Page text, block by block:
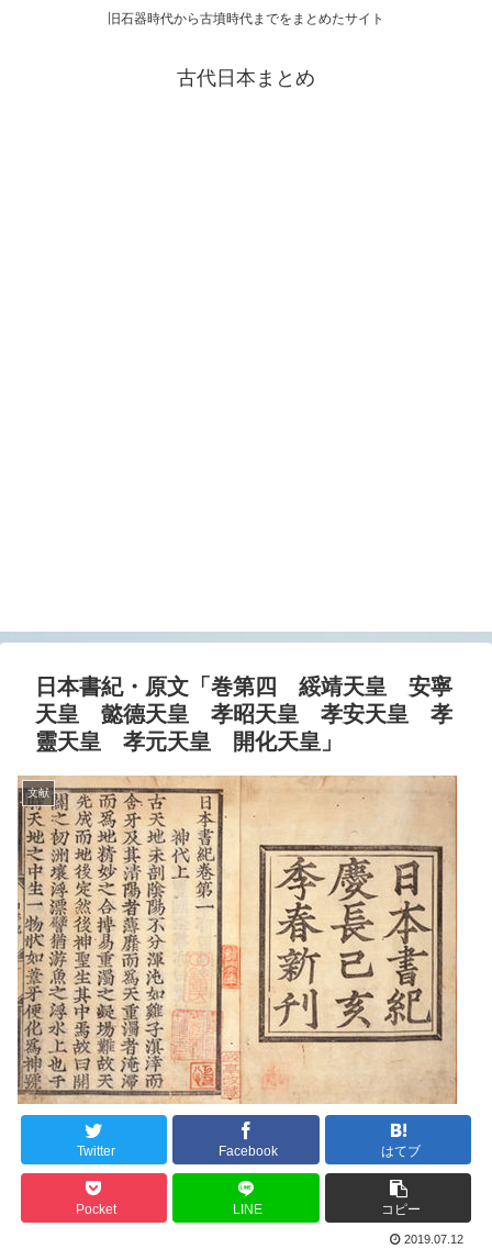
旧石器時代から古墳時代までをまとめたサイト
古代日本まとめ
日本書紀・原文「巻第四 綏靖天皇 安寧
天皇 懿德天皇 孝昭天皇 孝安天皇 孝
靈天皇 孝元天皇 開化天皇」
文献
Twitter Facebook はてブ
Pocket LINE コピー
2019.07.12